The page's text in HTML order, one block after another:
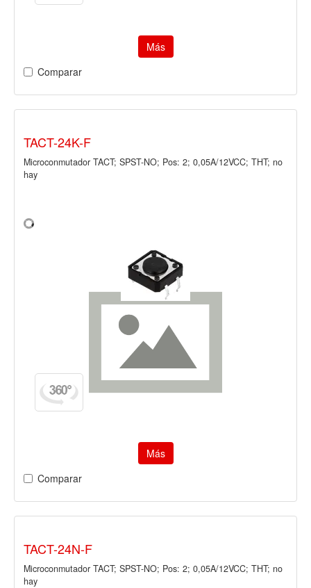
Más
Comparar
TACT-24K-F
Microconmutador TACT; SPST-NO; Pos: 2; 0,05A/12VCC; THT; no
hay
Más
Comparar
TACT-24N-F
Microconmutador TACT; SPST-NO; Pos: 2; 0,05A/12VCC; THT; no
hay